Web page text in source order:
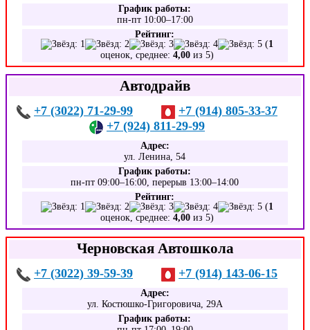
График работы:
пн-пт 10:00–17:00
Рейтинг:
(1
оценок, среднее:4,00 из 5)
Автодрайв
+7 (3022) 71-29-99
+7 (914) 805-33-37
+7 (924) 811-29-99
Адрес:
ул. Ленина, 54
График работы:
пн-пт 09:00–16:00, перерыв 13:00–14:00
Рейтинг:
(1
оценок, среднее:4,00 из 5)
Черновская Автошкола
+7 (3022) 39-59-39 +7 (914) 143-06-15
Адрес:
ул. Костюшко-Григоровича, 29А
График работы: